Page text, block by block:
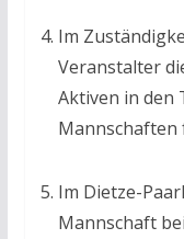
Im
Veranstalter
Aktiven in den
Mannschaften
Im Dietze-
Mannschaft